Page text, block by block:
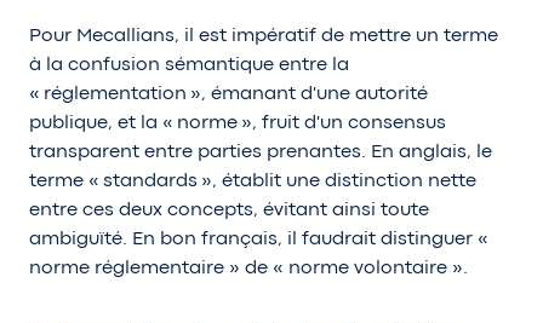
Pour Mecallians, il est impératif de mettre un terme
à la confusion sémantique entre la
« réglementation », émanant d'une autorité
publique, et la « norme », fruit d'un consensus
transparent entre parties prenantes. En anglais, le
terme « standards », établit une distinction nette
entre ces deux concepts, évitant ainsi toute
ambiguïté. En bon français, il faudrait distinguer «
norme réglementaire » de « norme volontaire ».